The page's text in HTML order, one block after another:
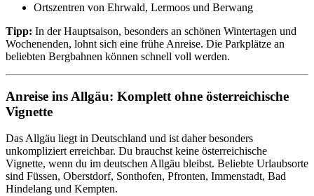
Ortszentren von Ehrwald, Lermoos und Berwang
Tipp: In der Hauptsaison, besonders an schönen Wintertagen und
Wochenenden, lohnt sich eine frühe Anreise. Die Parkplätze an
beliebten Bergbahnen können schnell voll werden.
Anreise ins Allgäu: Komplett ohne österreichische
Vignette
Das Allgäu liegt in Deutschland und ist daher besonders
unkompliziert erreichbar. Du brauchst keine österreichische
Vignette, wenn du im deutschen Allgäu bleibst. Beliebte Urlaubsorte
sind Füssen, Oberstdorf, Sonthofen, Pfronten, Immenstadt, Bad
Hindelang und Kempten.